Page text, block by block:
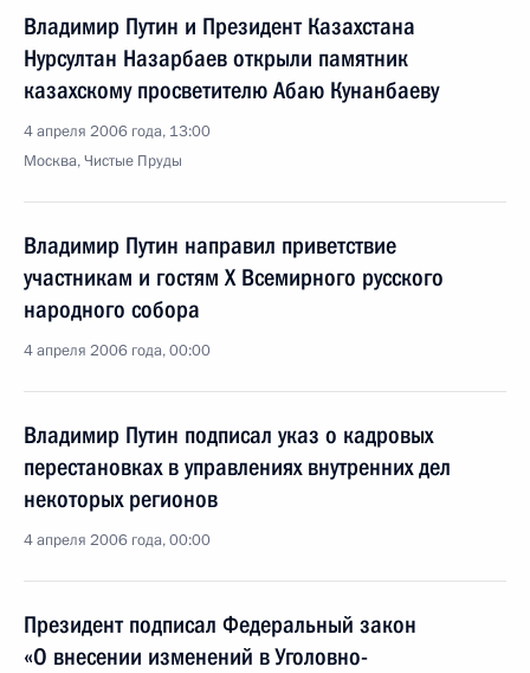
Владимир Путин и Президент Казахстана
Нурсултан Назарбаев открыли памятник
казахскому просветителю Абаю Кунанбаеву
4 апреля 2006 года, 13:00
Москва, Чистые Пруды
Владимир Путин направил приветствие
участникам и гостям X Всемирного русского
народного собора
4 апреля 2006 года, 00:00
Владимир Путин подписал указ о кадровых
перестановках в управлениях внутренних дел
некоторых регионов
4 апреля 2006 года, 00:00
Президент подписал Федеральный закон
«О внесении изменений в Уголовно-